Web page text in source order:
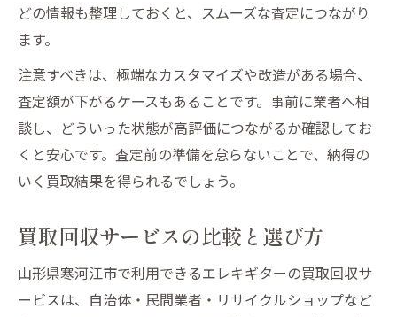
どの情報も整理しておくと、スムーズな査定につながり
ます。
注意すべきは、極端なカスタマイズや改造がある場合、
査定額が下がるケースもあることです。事前に業者へ相
談し、どういった状態が高評価につながるか確認してお
くと安心です。査定前の準備を怠らないことで、納得の
いく買取結果を得られるでしょう。
買取回収サービスの比較と選び方
山形県寒河江市で利用できるエレキギターの買取回収サ
ービスは、自治体・民間業者・リサイクルショップなど